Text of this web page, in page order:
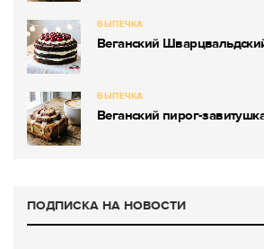
ВЫПЕЧКА
Веганский
ВЫПЕЧКА
Веганский пирог-
ПОДПИСКА НА НОВОСТИ